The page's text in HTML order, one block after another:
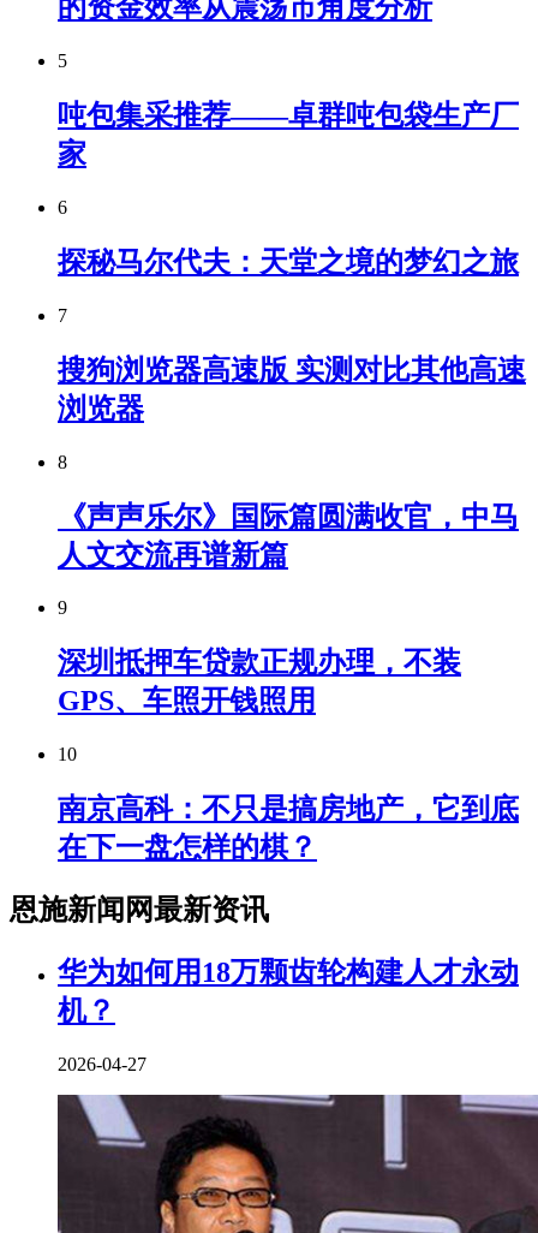
的资金效率从震荡市角度分析
5
吨包集采推荐——卓群吨包袋生产厂
家
6
探秘马尔代夫：天堂之境的梦幻之旅
7
搜狗浏览器高速版 实测对比其他高速
浏览器
8
《声声乐尔》国际篇圆满收官，中马
人文交流再谱新篇
9
深圳抵押车贷款正规办理，不装
GPS、车照开钱照用
10
南京高科：不只是搞房地产，它到底
在下一盘怎样的棋？
恩施新闻网最新资讯
华为如何用18万颗齿轮构建人才永动
机？
2026-04-27